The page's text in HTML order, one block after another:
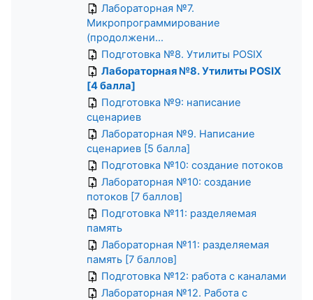
Лабораторная №7.
Микропрограммирование
(продолжени...
Подготовка №8. Утилиты POSIX
Лабораторная №8. Утилиты POSIX
[4 балла]
Подготовка №9: написание
сценариев
Лабораторная №9. Написание
сценариев [5 балла]
Подготовка №10: создание потоков
Лабораторная №10: создание
потоков [7 баллов]
Подготовка №11: разделяемая
память
Лабораторная №11: разделяемая
память [7 баллов]
Подготовка №12: работа с каналами
Лабораторная №12. Работа с